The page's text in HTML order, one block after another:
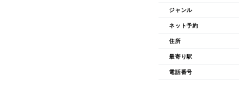
ジャンル
ネット予約
住所
最寄り駅
電話番号